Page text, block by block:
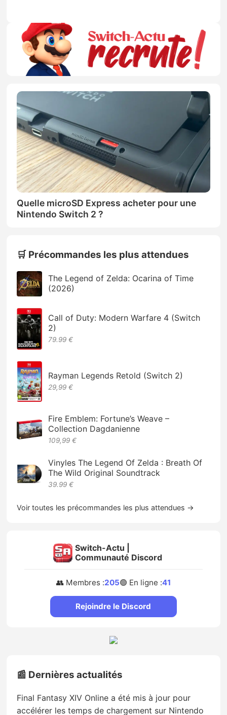
Quelle microSD Express acheter pour une
Nintendo Switch 2 ?
🛒 Précommandes les plus attendues
The Legend of Zelda: Ocarina of Time
(2026)
Call of Duty: Modern Warfare 4 (Switch
2)
79.99 €
Rayman Legends Retold (Switch 2)
29,99 €
Fire Emblem: Fortune’s Weave –
Collection Dagdanienne
109,99 €
Vinyles The Legend Of Zelda : Breath Of
The Wild Original Soundtrack
39.99 €
Voir toutes les précommandes les plus attendues →
Switch-Actu |
Communauté Discord
👥 Membres :205🟢 En ligne :41
Rejoindre le Discord
📰 Dernières actualités
Final Fantasy XIV Online a été mis à jour pour
accélérer les temps de chargement sur Nintendo